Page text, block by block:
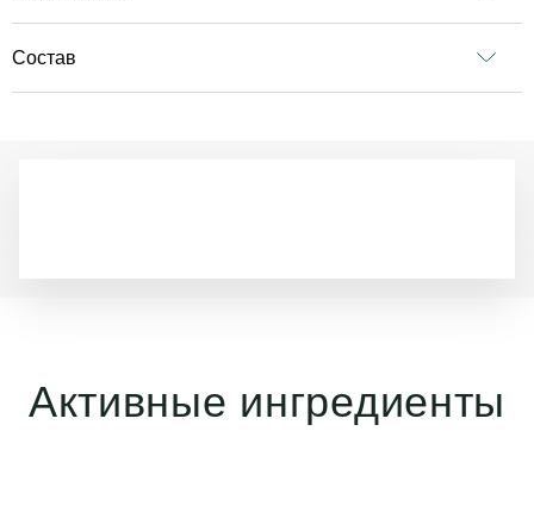
Состав
Активные ингредиенты